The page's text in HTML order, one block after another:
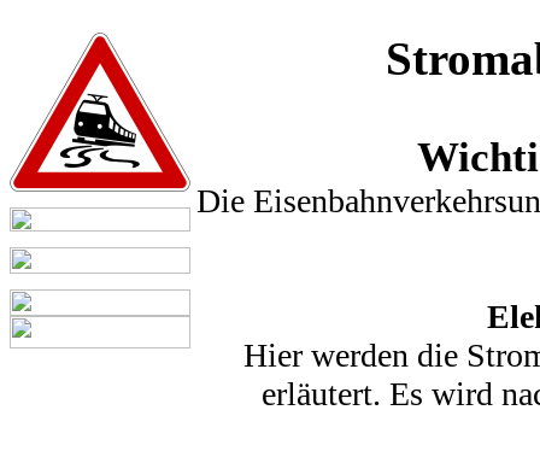
Die
Hier werden die
erläutert. Es wird